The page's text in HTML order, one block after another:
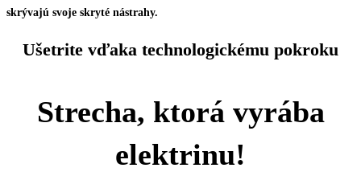
skrývajú svoje skryté nástrahy.
Ušetrite vďaka technologickému pokroku
Strecha, ktorá vyrába
elektrinu!